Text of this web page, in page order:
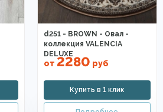
d251 - BROWN - Овал -
коллекция VALENCIA
DELUXE
от 2280 руб